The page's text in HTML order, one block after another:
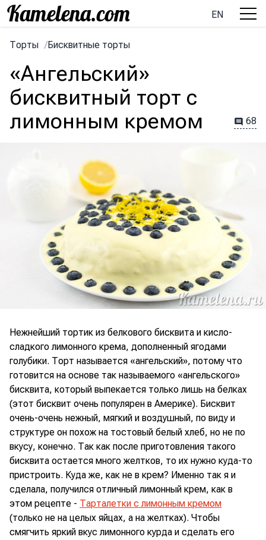
EN
Торты /Бисквитные торты
«Ангельский»
бисквитный торт с
лимонным кремом
68
Нежнейший тортик из белкового бисквита и кисло-
сладкого лимонного крема, дополненный ягодами
голубики. Торт называется «ангельский», потому что
готовится на основе так называемого «ангельского»
бисквита, который выпекается только лишь на белках
(этот бисквит очень популярен в Америке). Бисквит
очень-очень нежный, мягкий и воздушный, по виду и
структуре он похож на тостовый белый хлеб, но не по
вкусу, конечно. Так как после приготовления такого
бисквита остается много желтков, то их нужно куда-то
пристроить. Куда же, как не в крем? Именно так я и
сделала, получился отличный лимонный крем, как в
этом рецепте - Тарталетки с лимонным кремом
(только не на целых яйцах, а на желтках). Чтобы
смягчить яркий вкус лимонного курда и сделать его